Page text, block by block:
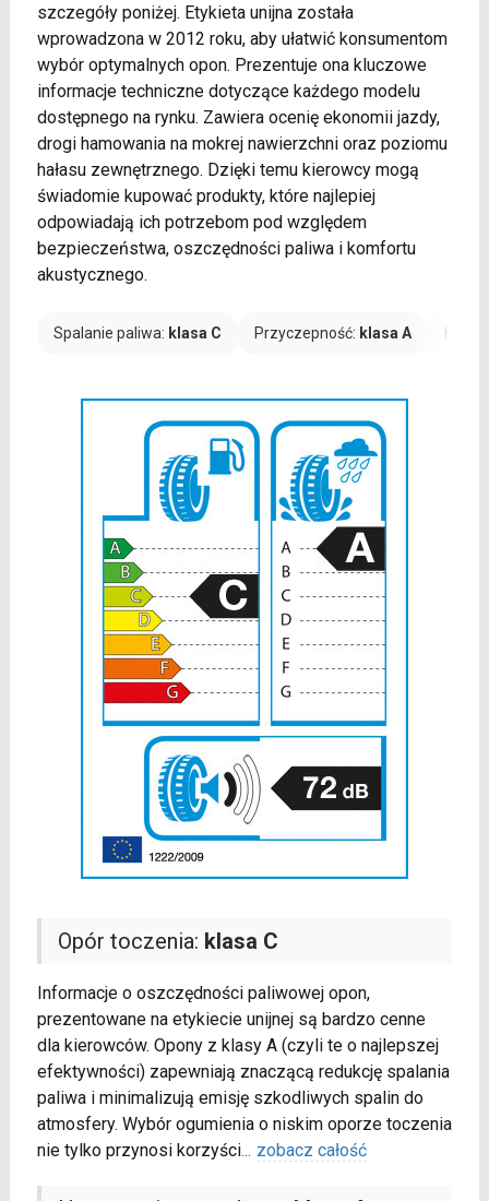
szczegóły poniżej. Etykieta unijna została
wprowadzona w 2012 roku, aby ułatwić konsumentom
wybór optymalnych opon. Prezentuje ona kluczowe
informacje techniczne dotyczące każdego modelu
dostępnego na rynku. Zawiera ocenię ekonomii jazdy,
drogi hamowania na mokrej nawierzchni oraz poziomu
hałasu zewnętrznego. Dzięki temu kierowcy mogą
świadomie kupować produkty, które najlepiej
odpowiadają ich potrzebom pod względem
bezpieczeństwa, oszczędności paliwa i komfortu
akustycznego.
Spalanie paliwa: klasa C Przyczepność: klasa A
Opór toczenia: klasa C
Informacje o oszczędności paliwowej opon,
prezentowane na etykiecie unijnej są bardzo cenne
dla kierowców. Opony z klasy A (czyli te o najlepszej
efektywności) zapewniają znaczącą redukcję spalania
paliwa i minimalizują emisję szkodliwych spalin do
atmosfery. Wybór ogumienia o niskim oporze toczenia
nie tylko przynosi korzyści... zobacz całość